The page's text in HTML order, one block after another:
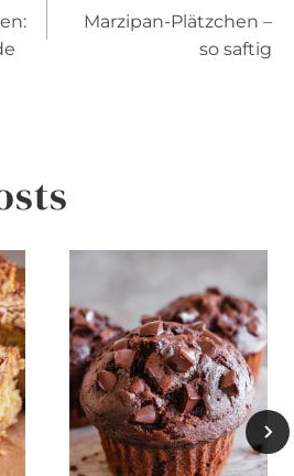
Marzipan-Plätzchen –
so saftig